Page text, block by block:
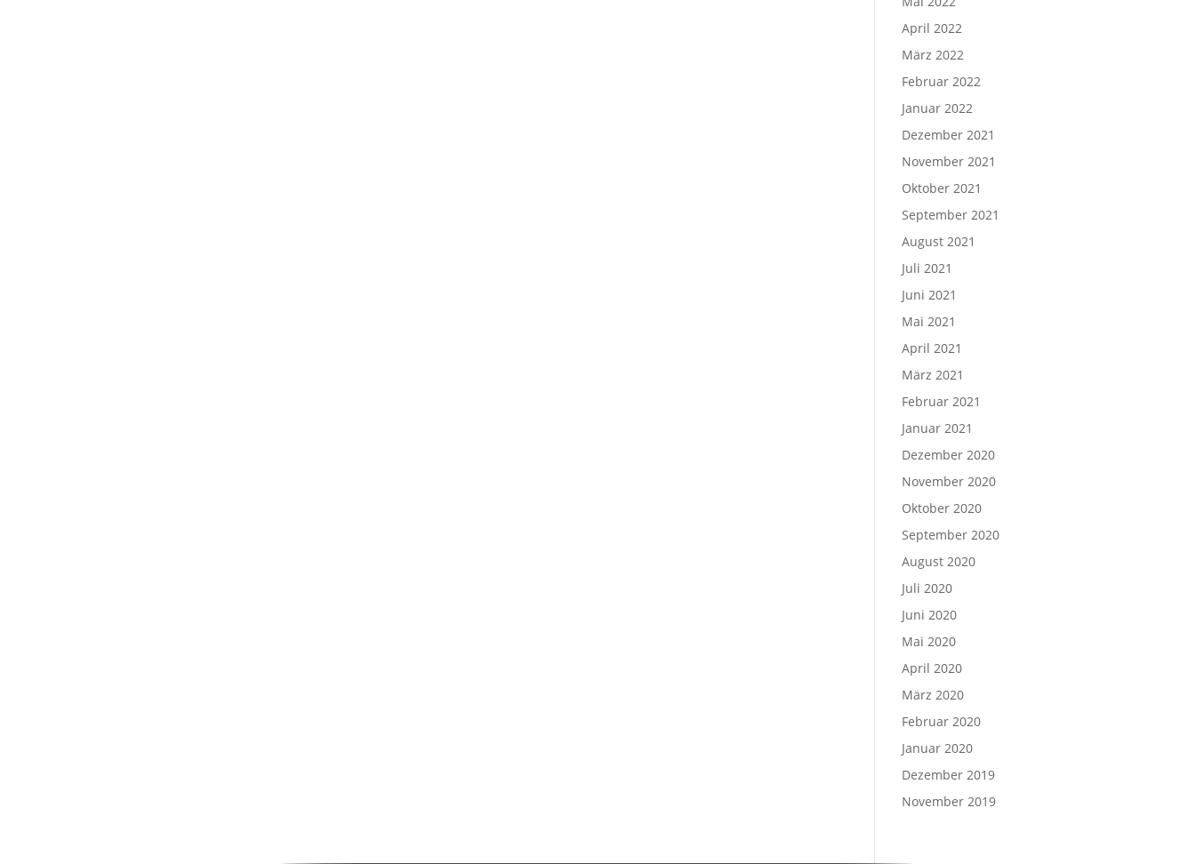
April 2022
März 2022
Februar 2022
Januar 2022
Dezember 2021
November 2021
Oktober 2021
September 2021
August 2021
Juli 2021
Juni 2021
Mai 2021
April 2021
März 2021
Februar 2021
Januar 2021
Dezember 2020
November 2020
Oktober 2020
September 2020
August 2020
Juli 2020
Juni 2020
Mai 2020
April 2020
März 2020
Februar 2020
Januar 2020
Dezember 2019
November 2019